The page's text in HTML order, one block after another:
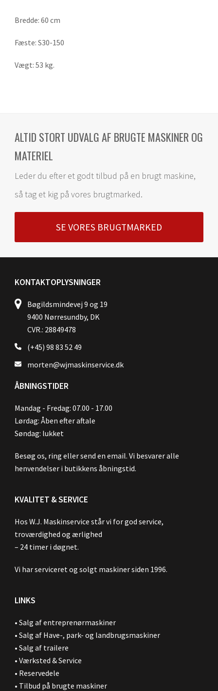
Bredde: 60 cm
Fæste: S30-150
Vægt: 53 kg.
ALTID STORT UDVALG AF BRUGTE MASKINER OG
MATERIEL
Leder du efter et godt tilbud på en brugt maskine,
så tag et kig på vores brugtmarked.
SE VORES BRUGTMARKED
KONTAKTOPLYSNINGER
Bøgildsmindevej 9 og 19
9400 Nørresundby, DK
CVR.: 28849478
(+45) 98 83 52 49
morten@wjmaskinservice.dk
ÅBNINGSTIDER
Mandag - Fredag: 07.00 - 17.00
Lørdag: Åben efter aftale
Søndag: lukket
Besøg os, ring eller send en email. Vi besvarer alle
henvendelser i butikkens åbningstid.
KVALITET & SERVICE
Hos W.J. Maskinservice står vi for god service,
troværdighed og ærlighed
– 24 timer i døgnet.
Vi har serviceret og solgt maskiner siden 1996.
LINKS
• Salg af entreprenørmaskiner
• Salg af Have-, park- og landbrugsmaskiner
• Salg af trailere
• Værksted & Service
• Reservedele
• Tilbud på brugte maskiner